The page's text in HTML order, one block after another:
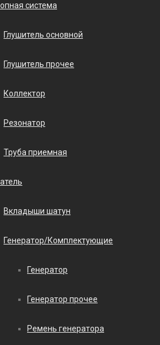
система
Глушитель основной
Глушитель прочее
Коллектор
Резонатор
Труба приемная
Вкладыши шатун
Генератор/Комплектующие
Генератор
Генератор прочее
Ремень генератора